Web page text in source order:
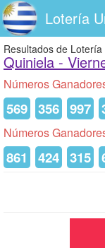
Lotería
Resultados de
Quiniela -
Números
569 356 997
Números
861 424 315